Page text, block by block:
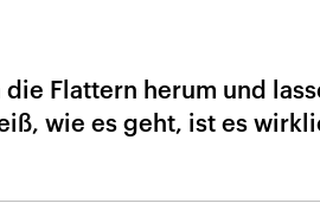
Flattern herum und
wie es geht, ist es